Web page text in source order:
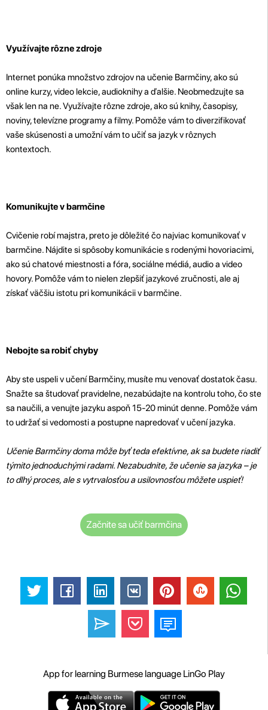
Využívajte rôzne zdroje
Internet ponúka množstvo zdrojov na učenie Barmčiny, ako sú
online kurzy, video lekcie, audioknihy a ďalšie. Neobmedzujte sa
však len na ne. Využívajte rôzne zdroje, ako sú knihy, časopisy,
noviny, televízne programy a filmy. Pomôže vám to diverzifikovať
vaše skúsenosti a umožní vám to učiť sa jazyk v rôznych
kontextoch.
Komunikujte v barmčine
Cvičenie robí majstra, preto je dôležité čo najviac komunikovať v
barmčine. Nájdite si spôsoby komunikácie s rodenými hovoriacimi,
ako sú chatové miestnosti a fóra, sociálne médiá, audio a video
hovory. Pomôže vám to nielen zlepšiť jazykové zručnosti, ale aj
získať väčšiu istotu pri komunikácii v barmčine.
Nebojte sa robiť chyby
Aby ste uspeli v učení Barmčiny, musíte mu venovať dostatok času.
Snažte sa študovať pravidelne, nezabúdajte na kontrolu toho, čo ste
sa naučili, a venujte jazyku aspoň 15-20 minút denne. Pomôže vám
to udržať si vedomosti a postupne napredovať v učení jazyka.
Učenie Barmčiny doma môže byť teda efektívne, ak sa budete riadiť
týmito jednoduchými radami. Nezabudnite, že učenie sa jazyka – je
to dlhý proces, ale s vytrvalosťou a usilovnosťou môžete uspieť!
Začnite sa učiť barmčina
App for learning Burmese language LinGo Play